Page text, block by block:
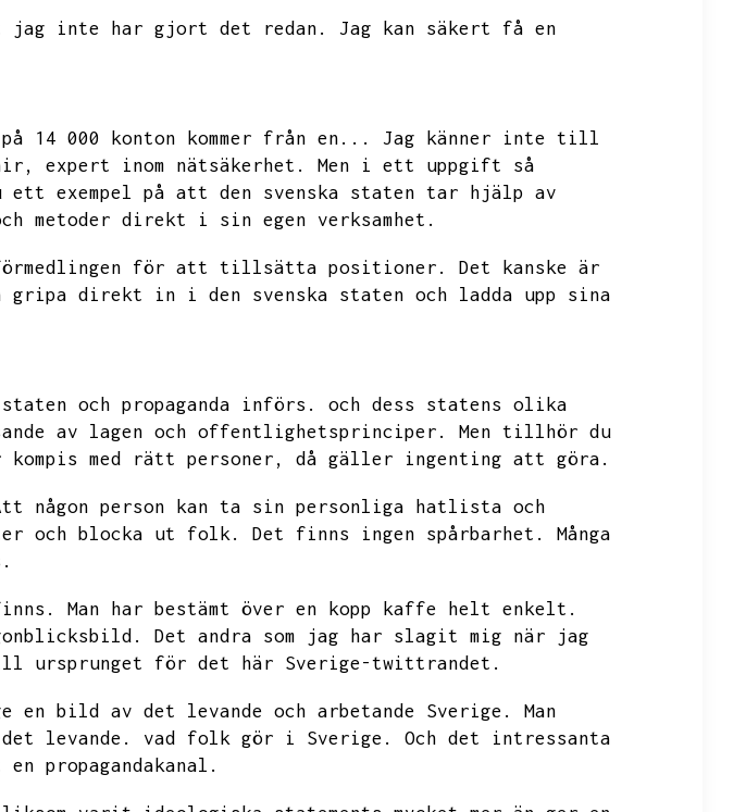
jag inte har gjort det redan.
Jag kan säkert få en
000 konton kommer från en...
Jag känner inte till
expert inom nätsäkerhet.
Men i ett uppgift så
ett exempel på att den svenska staten tar hjälp av
metoder direkt i sin egen verksamhet.
för att tillsätta positioner.
Det kanske är
gripa direkt in i den svenska staten och ladda upp sina
och propaganda införs.
och dess statens olika
av lagen och offentlighetsprinciper.
Men tillhör du
kompis med rätt personer, då gäller ingenting att göra.
någon person kan ta sin personliga hatlista och
och blocka ut folk.
Det finns ingen spårbarhet.
Många
Man har bestämt över en kopp kaffe helt enkelt.
Det andra som jag har slagit mig när jag
ursprunget för det här Sverige-twittrandet.
bild av det levande och arbetande Sverige.
Man
levande.
vad folk gör i Sverige.
Och det intressanta
propagandakanal.